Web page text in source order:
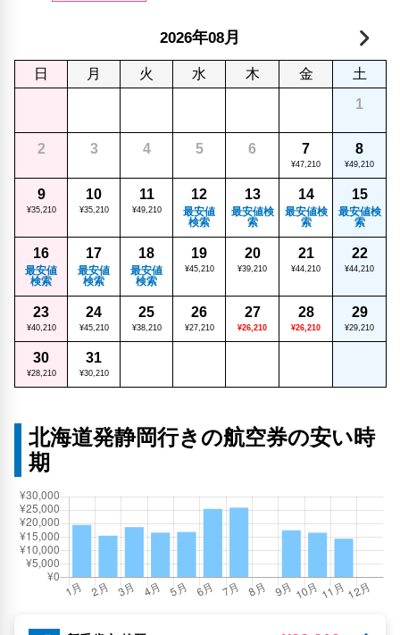
2026年08月
日 月 火 水 木 金
土
1
2 3 4 5 6 7
¥47,210
8
¥49,210
9
¥35,210
10
¥35,210
11
¥49,210
12
最安値
検索
13
最安値検
索
14
最安値検
索
15
最安値検
索
16
最安値
検索
17
最安値
検索
18
最安値
検索
19
¥45,210
20
¥39,210
21
¥44,210
22
¥44,210
23
¥40,210
24
¥45,210
25
¥38,210
26
¥27,210
27
¥26,210
28
¥26,210
29
¥29,210
30
¥28,210
31
¥30,210
北海道発静岡行きの航空券の安い時
期